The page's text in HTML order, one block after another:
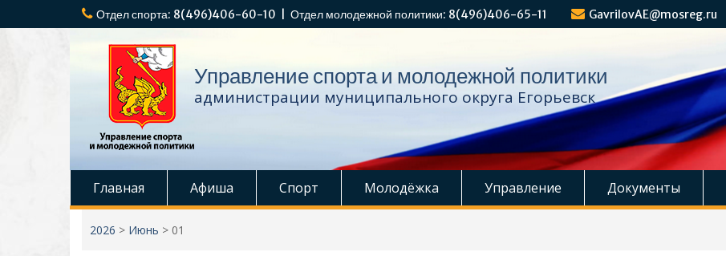
к
Отдел спорта: 8(496)406-60-10 | Отдел молодежной политики: 8(496)406-65-11 GavrilovAE@mosreg.ru
Управление спорта и молодежной политики
администрации муниципального округа Егорьевск
Главная Афиша Спорт Молодёжка Управление Документы
2026 > Июнь > 01